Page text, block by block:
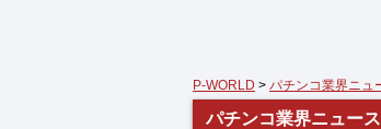
P-WORLD > パチンコ業界ニュ
パチンコ業界ニュース